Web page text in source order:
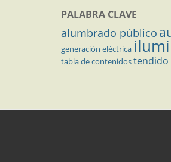
PALABRA CLAVE
alumbrado público
generación eléctrica
tabla de contenidostendido